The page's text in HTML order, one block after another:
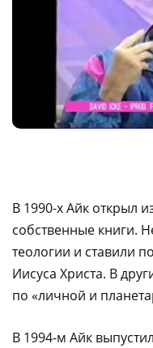
В 1990-х Айк открыл
собственные книги.
теологии и ставили
Иисуса Христа. В
по «личной и
В 1994-м Айк